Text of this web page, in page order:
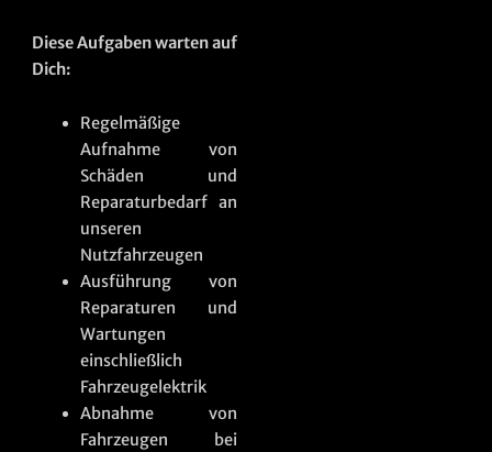
Diese Aufgaben warten auf
Dich:
Regelmäßige
Aufnahme von
Schäden und
Reparaturbedarf an
unseren
Nutzfahrzeugen
Ausführung von
Reparaturen und
Wartungen
einschließlich
Fahrzeugelektrik
Abnahme von
Fahrzeugen bei